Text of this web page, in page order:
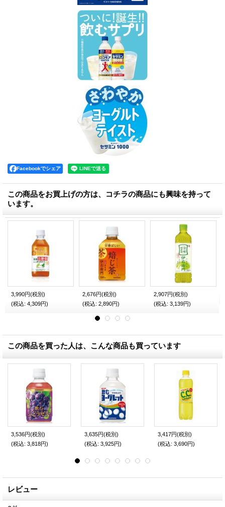
Facebookでシェア
この商品をお買上げの方は、コチラの商品にも興味を持って
います。
3,990円(税別)
(税込: 4,309円)
2,676円(税別)
(税込: 2,890円)
2,907円(税別)
(税込: 3,139円)
この商品を買った人は、こんな商品も買っています
3,536円(税別)
(税込: 3,818円)
3,635円(税別)
(税込: 3,925円)
3,417円(税別)
(税込: 3,690円)
レビュー